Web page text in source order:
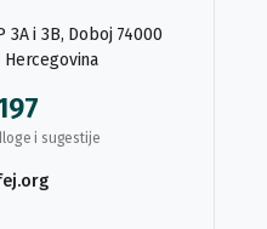
3A i 3B, Doboj 74000
i sugestije